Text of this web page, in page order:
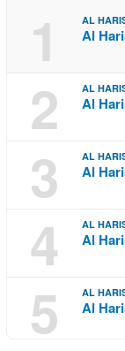
1 AL
Al
2 AL
Al
3 AL
Al
4 AL
Al
5 AL
Al